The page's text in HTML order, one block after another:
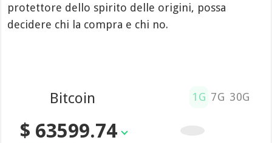
protettore dello spirito delle origini, possa
decidere chi la compra e chi no.
Bitcoin
$ 63599.74
1G 7G 30G